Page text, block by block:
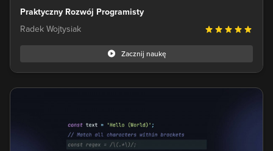
Praktyczny Rozwój Programisty
Radek Wojtysiak
Zacznij naukę